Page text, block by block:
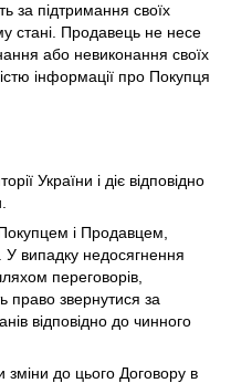
за підтримання своїх
стані. Продавець не несе
або невиконання своїх
інформації про Покупця
України і діє відповідно
і Продавцем,
У випадку недосягнення
переговорів,
звернутися за
відповідно до чинного
до цього Договору в